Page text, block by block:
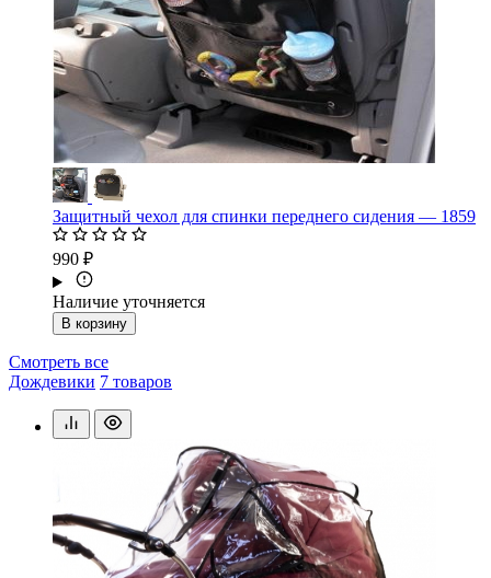
Защитный чехол для спинки переднего сидения — 1859
990 ₽
Наличие уточняется
В корзину
Смотреть все
Дождевики 7 товаров